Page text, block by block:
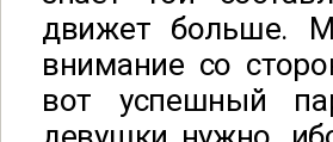
движет больше.
внимание со
вот успешный